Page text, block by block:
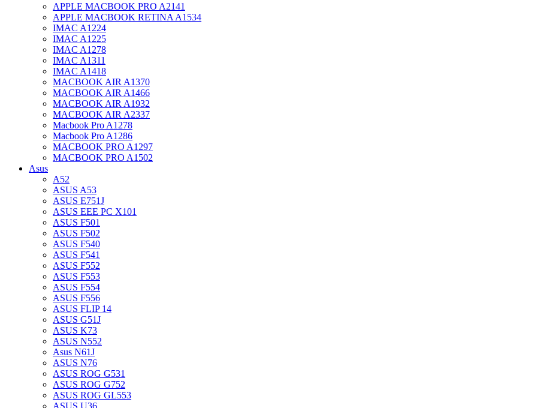
APPLE MACBOOK PRO A2141
APPLE MACBOOK RETINA A1534
IMAC A1224
IMAC A1225
IMAC A1278
IMAC A1311
IMAC A1418
MACBOOK AIR A1370
MACBOOK AIR A1466
MACBOOK AIR A1932
MACBOOK AIR A2337
Macbook Pro A1278
Macbook Pro A1286
MACBOOK PRO A1297
MACBOOK PRO A1502
Asus
A52
ASUS A53
ASUS E751J
ASUS EEE PC X101
ASUS F501
ASUS F502
ASUS F540
ASUS F541
ASUS F552
ASUS F553
ASUS F554
ASUS F556
ASUS FLIP 14
ASUS G51J
ASUS K73
ASUS N552
Asus N61J
ASUS N76
ASUS ROG G531
ASUS ROG G752
ASUS ROG GL553
ASUS U36